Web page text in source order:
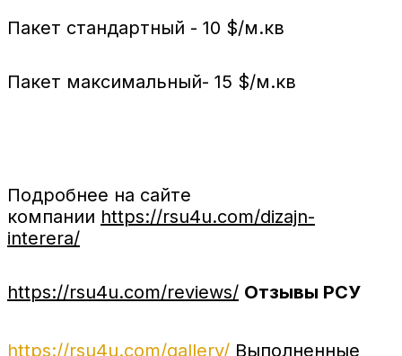
Пакет стандартный - 10 $/м.кв
Пакет максимальный- 15 $/м.кв
Подробнее на сайте
компании https://rsu4u.com/dizajn-
interera/
https://rsu4u.com/reviews/ Отзывы РСУ
https://rsu4u.com/gallery/ Выполненные